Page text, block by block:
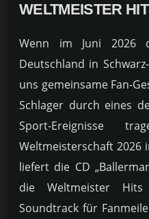
WELTMEISTER
Wenn im Juni 2026
Deutschland in
uns gemeinsame Fan-
Schlager durch eines
Sport-Ereignisse
Weltmeisterschaft 2026
liefert die CD
die Weltmeister
Soundtrack für